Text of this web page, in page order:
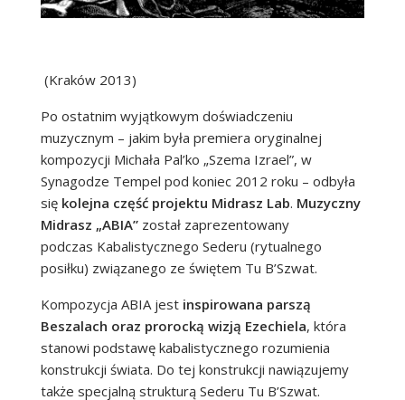
(Kraków 2013)
Po ostatnim wyjątkowym doświadczeniu
muzycznym – jakim była premiera oryginalnej
kompozycji Michała Pal’ko „Szema Izrael”, w
Synagodze Tempel pod koniec 2012 roku – odbyła
się kolejna część projektu Midrasz Lab. Muzyczny
Midrasz „ABIA” został zaprezentowany
podczas Kabalistycznego Sederu (rytualnego
posiłku) związanego ze świętem Tu B’Szwat.
Kompozycja ABIA jest inspirowana parszą
Beszalach oraz prorocką wizją Ezechiela, która
stanowi podstawę kabalistycznego rozumienia
konstrukcji świata. Do tej konstrukcji nawiązujemy
także specjalną strukturą Sederu Tu B’Szwat.